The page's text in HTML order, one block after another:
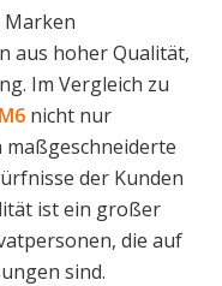
Marken
aus hoher Qualität,
Im Vergleich zu
nicht nur
der Kunden
ist ein großer
die auf
sind.